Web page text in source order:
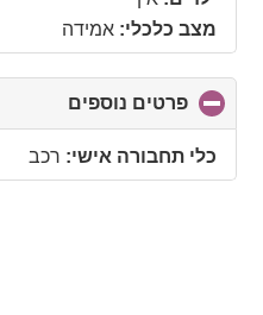
מצב כלכלי: אמידה
פרטים נוספים
to
collapseכלי תחבורה אישי: רכב